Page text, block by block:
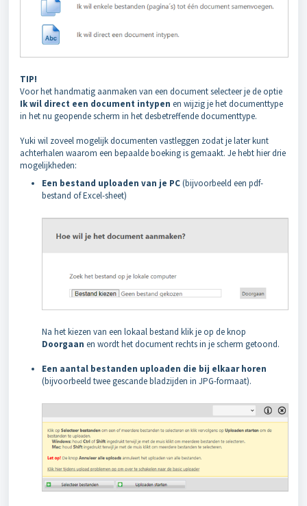
TIP!
Voor het handmatig aanmaken van een document selecteer je de optie
Ik wil direct een document intypen en wijzig je het documenttype
in het nu geopende scherm in het desbetreffende documenttype.
Yuki wil zoveel mogelijk documenten vastleggen zodat je later kunt
achterhalen waarom een bepaalde boeking is gemaakt. Je hebt hier drie
mogelijkheden:
Een bestand uploaden van je PC(bijvoorbeeld een pdf-
bestand of Excel-sheet)
Na het kiezen van een lokaal bestand klik je op de knop
Doorgaan en wordt het document rechts in je scherm getoond.
Een aantal bestanden uploaden die bij elkaar horen
(bijvoorbeeld twee gescande bladzijden in JPG-formaat).